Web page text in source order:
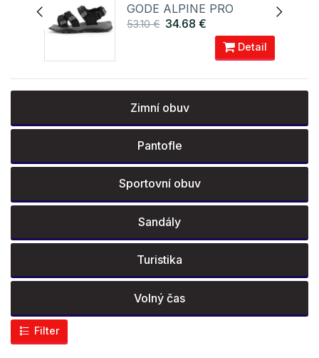
GODE ALPINE PRO
53.10 € 34.68 €
Detail
Zimní obuv
Pantofle
Sportovní obuv
Sandály
Turistika
Volný čas
Filter